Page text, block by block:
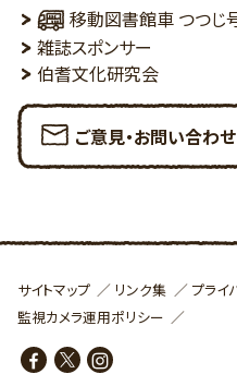
移動図書館車 つつじ
雑誌スポンサー
伯耆文化研究会
ご意見・お問い合わせ
サイトマップ リンク集 プライ
監視カメラ運用ポリシー